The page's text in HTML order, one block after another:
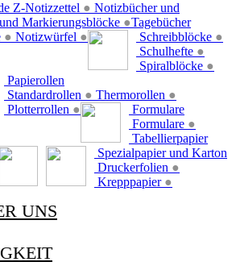
Z-Notizzettel ●
Markierungsblöcke ●
● Notizwürfel ●
Notizbücher und
Tagebücher
Schreibblöcke ●
Schulhefte ●
Spiralblöcke ●
Papierollen
Standardrollen ● Thermorollen ●
Plotterrollen ●
Formulare
Formulare ●
Tabellierpapier
Spezialpapier und Karton
Druckerfolien ●
Krepppapier ●
UNS